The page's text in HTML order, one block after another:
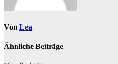
Von Lea
Ähnliche Beiträge